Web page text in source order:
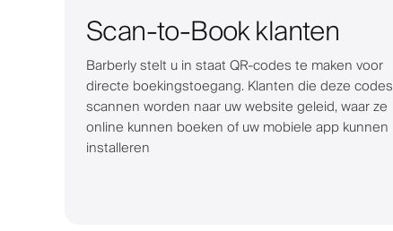
Scan-to-Book klanten
Barberly stelt u in staat QR-codes te maken voor
directe boekingstoegang. Klanten die deze codes
scannen worden naar uw website geleid, waar ze
online kunnen boeken of uw mobiele app kunnen
installeren